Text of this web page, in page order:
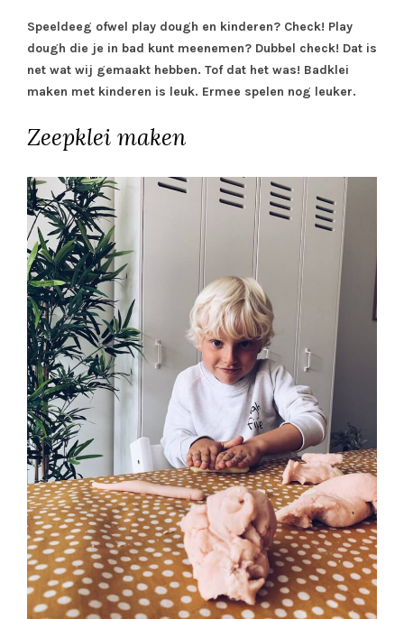
Speeldeeg ofwel play dough en kinderen? Check! Play
dough die je in bad kunt meenemen? Dubbel check! Dat is
net wat wij gemaakt hebben. Tof dat het was! Badklei
maken met kinderen is leuk. Ermee spelen nog leuker.
Zeepklei maken